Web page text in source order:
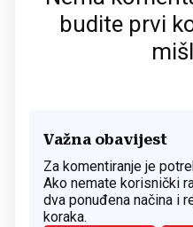
budite prvi
Važna obavijest
Za komentiranje je
Ako nemate korisnički
dva ponuđena načina i
koraka.